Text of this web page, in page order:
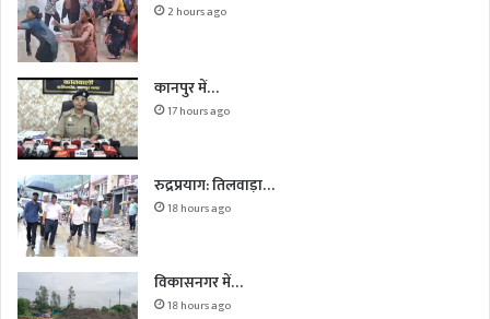
2 hours ago
कानपुर में…
17 hours ago
रुद्रप्रयाग: तिलवाड़ा…
18 hours ago
विकासनगर में…
18 hours ago